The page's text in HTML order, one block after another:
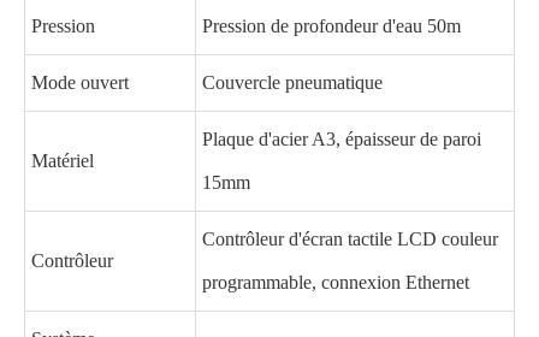
Pression Pression de profondeur d'eau 50m
Mode ouvert Couvercle pneumatique
Matériel
Plaque d'acier A3, épaisseur de paroi
15mm
Contrôleur
Contrôleur d'écran tactile LCD couleur
programmable, connexion Ethernet